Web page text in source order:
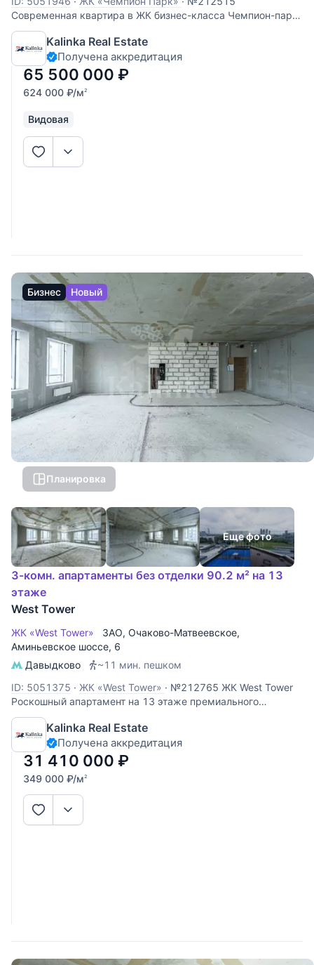
Современная квартира в ЖК бизнес-класса Чемпион-парк
(застройщик Интеко). Эргономичная планировка: - 3
спальни; - просторная кухня-гостиная; - два санузла; -
вместительная гардеробная; - отдельная постирочная; -
большая утепленная
Kalinka Real Estate
Получена аккредитация
65 500 000 ₽
624 000 ₽/м2
Видовая
Бизнес Новый
Планировка
Еще фото
3-комн. апартаменты без отделки 90.2 м² на 13
этаже
West Tower
ЖК «West Tower» ЗАО, Очаково-Матвеевское,
Аминьевское шоссе, 6
Давыдково
~11 мин. пешком
ID: 5051375 · ЖК «West Tower» · №212765 ЖК West Tower
Роскошный апартамент на 13 этаже премиального
комплекса West Tower. Этот объект идеально подходит для
личного проживания или сдачи в аренду с высокой
доходностью. Панорамные виды: высокий 13 этаж
открывает вид во двор,
Kalinka Real Estate
Получена аккредитация
31 410 000 ₽
349 000 ₽/м2